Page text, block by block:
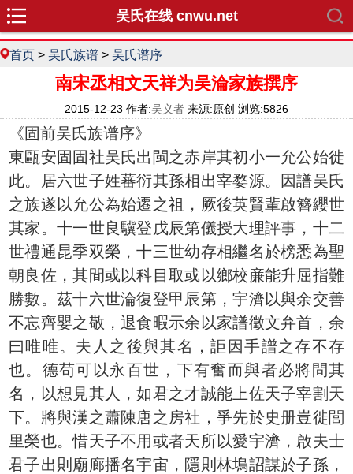
吴氏在线 cnwu.net
首页 > 吴氏族谱 > 吴氏谱序
南宋丞相文天祥为吴淪家族撰序
2015-12-23 作者:吴义者 来源:原创 浏览:5826
《固前吴氏族谱序》
東甌安固固社吴氏出閩之赤岸其初小一允公始徙
此。居六世子姓蕃衍其孫相出宰婺源。因譜吴氏
之族遂以允公為始遷之祖，厥後英賢輩啟簪纓世
其家。十一世良驥登戊辰第儀授大理評事，十二
世禮通昆季双榮，十三世幼存相繼名於榜悉為聖
朝良佐，其間或以科目取或以鄉校亷能升屈指難
勝數。茲十六世淪復登甲辰第，宇濟以與余交善
不忘齊嬰之敬，退食暇示余以家譜徵文弁首，余
曰唯唯。夫人之後與其名，詎因手譜之存不存
也。德苟可以永百世，下有奮而與者必將問其
名，以想見其人，如君之才誠能上佐天子宰割天
下。將與漢之蕭陳唐之房社，爭先於史册豈徙閭
里榮也。惜天子不用或者天所以愛宇濟，啟夫士
君子出則廟廊播名宇宙，隱則林塢詔謀於子孫，